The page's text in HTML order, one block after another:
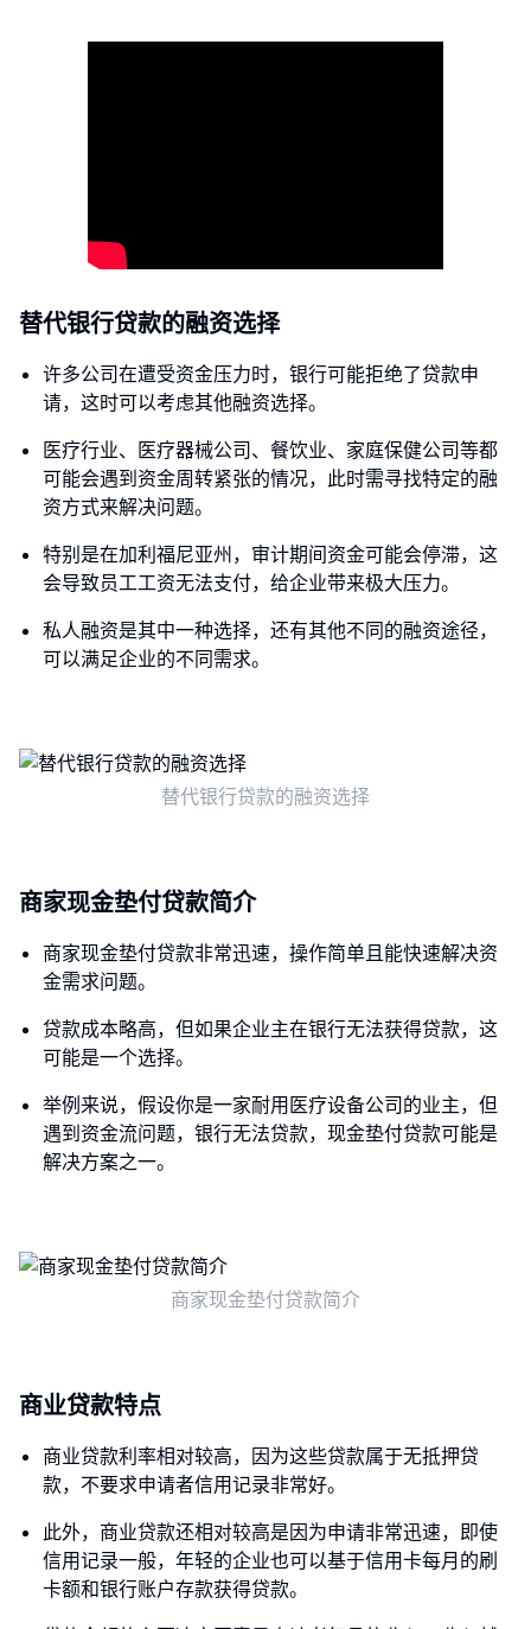
替代银行贷款的融资选择
许多公司在遭受资金压力时，银行可能拒绝了贷款申
请，这时可以考虑其他融资选择。
医疗行业、医疗器械公司、餐饮业、家庭保健公司等都
可能会遇到资金周转紧张的情况，此时需寻找特定的融
资方式来解决问题。
特别是在加利福尼亚州，审计期间资金可能会停滞，这
会导致员工工资无法支付，给企业带来极大压力。
私人融资是其中一种选择，还有其他不同的融资途径，
可以满足企业的不同需求。
替代银行贷款的融资选择
商家现金垫付贷款简介
商家现金垫付贷款非常迅速，操作简单且能快速解决资
金需求问题。
贷款成本略高，但如果企业主在银行无法获得贷款，这
可能是一个选择。
举例来说，假设你是一家耐用医疗设备公司的业主，但
遇到资金流问题，银行无法贷款，现金垫付贷款可能是
解决方案之一。
商家现金垫付贷款简介
商业贷款特点
商业贷款利率相对较高，因为这些贷款属于无抵押贷
款，不要求申请者信用记录非常好。
此外，商业贷款还相对较高是因为申请非常迅速，即使
信用记录一般，年轻的企业也可以基于信用卡每月的刷
卡额和银行账户存款获得贷款。